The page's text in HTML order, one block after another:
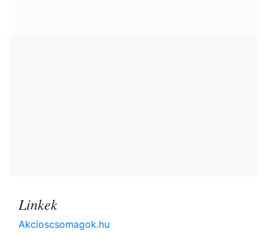
Linkek
Akcioscsomagok.hu